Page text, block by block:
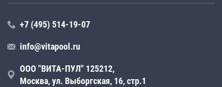
+7 (495) 514-19-07
info@vitapool.ru
ООО "ВИТА-ПУЛ" 125212,
Москва, ул. Выборгская, 16, стр.1